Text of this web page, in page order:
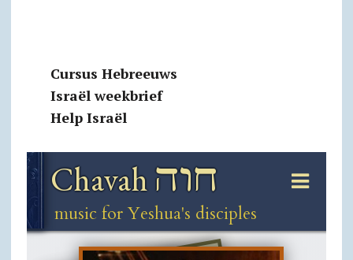
Cursus Hebreeuws
Israël weekbrief
Help Israël